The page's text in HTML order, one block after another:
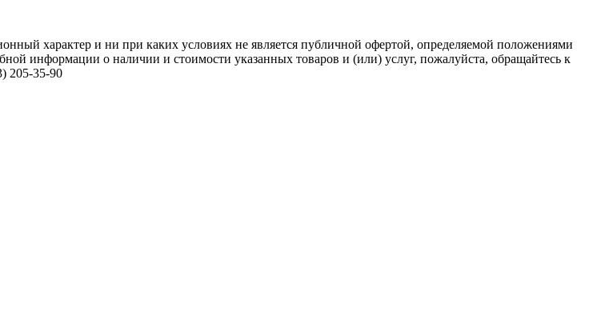
характер и ни при каких условиях не является публичной офертой, определяемой положениями
информации о наличии и стоимости указанных товаров и (или) услуг, пожалуйста, обращайтесь к
205-35-90